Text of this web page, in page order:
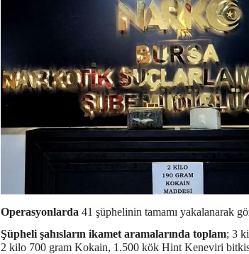
Operasyonlarda 41 şüphelinin tamamı yakalanarak
Şüpheli şahısların ikamet aramalarında toplam; 3
2 kilo 700 gram Kokain, 1.500 kök Hint Keneviri